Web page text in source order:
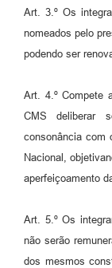
Art. 3.º Os
nomeados pelo
podendo ser
Art. 4.º Compete
CMS deliberar
consonância com
Nacional,
aperfeiçoamento
Art. 5.º Os
não serão
dos mesmos